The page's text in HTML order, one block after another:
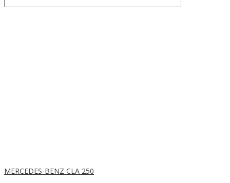
MERCEDES-BENZ CLA 250